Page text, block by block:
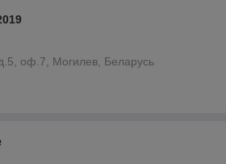
оф.7, Могилев, Беларусь